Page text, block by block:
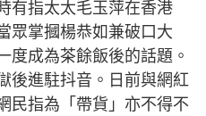
有指太太毛玉萍在香港
眾掌摑楊恭如兼破口大
度成為茶餘飯後的話題。
後進駐抖音。日前與網紅
民指為「帶貨」亦不得不